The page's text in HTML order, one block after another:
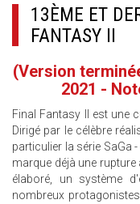
13ÈME ET
FANTASY II
(Version
2021 -
Final Fantasy II est une
Dirigé par le célèbre
particulier la série SaGa
marque déjà une
élaboré, un système
nombreux